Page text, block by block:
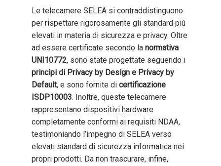
Le telecamere SELEA si contraddistinguono
per rispettare rigorosamente gli standard più
elevati in materia di sicurezza e privacy. Oltre
ad essere certificate secondo la normativa
UNI10772, sono state progettate seguendo i
principi di Privacy by Design e Privacy by
Default, e sono fornite di certificazione
ISDP10003. Inoltre, queste telecamere
rappresentano dispositivi hardware
completamente conformi ai requisiti NDAA,
testimoniando l’impegno di SELEA verso
elevati standard di sicurezza informatica nei
propri prodotti. Da non trascurare, infine,